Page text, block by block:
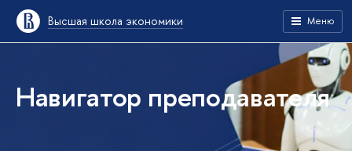
Высшая школа экономики Меню
Навигатор преподавателя